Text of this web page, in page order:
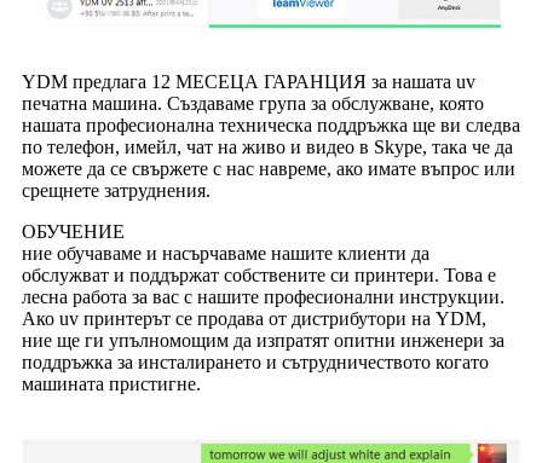
YDM предлага 12 МЕСЕЦА ГАРАНЦИЯ за нашата uv
печатна машина. Създаваме група за обслужване, която
нашата професионална техническа поддръжка ще ви следва
по телефон, имейл, чат на живо и видео в Skype, така че да
можете да се свържете с нас навреме, ако имате въпрос или
срещнете затруднения.
ОБУЧЕНИЕ
ние обучаваме и насърчаваме нашите клиенти да
обслужват и поддържат собствените си принтери. Това е
лесна работа за вас с нашите професионални инструкции.
Ако uv принтерът се продава от дистрибутори на YDM,
ние ще ги упълномощим да изпратят опитни инженери за
поддръжка за инсталирането и сътрудничеството когато
машината пристигне.